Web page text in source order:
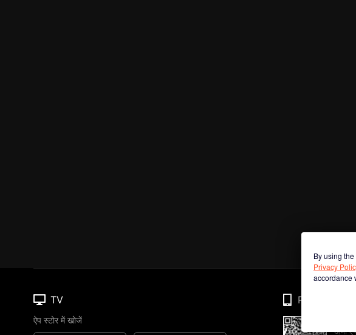
By using
Privacy
accordance
TV
ऐप स्टोर में खोजें
Phone
अभी